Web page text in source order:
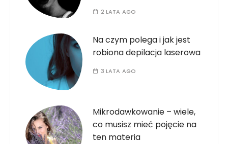
2 LATA AGO
Na czym polega i jak jest
robiona depilacja laserowa
3 LATA AGO
Mikrodawkowanie – wiele,
co musisz mieć pojęcie na
ten materia